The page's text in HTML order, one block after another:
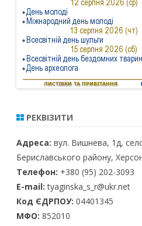
РЕКВІЗИТИ
Адреса: вул. Вишнева, 1д,
Бериславського району,
Телефон: +380 (95) 202-3093
E-mail:tyaginska_s_r@ukr.net
Код ЄДРПОУ: 04401345
МФО: 852010